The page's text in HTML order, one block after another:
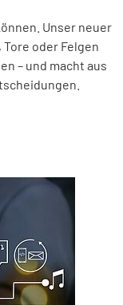
Unser neuer
oder Felgen
– und macht aus